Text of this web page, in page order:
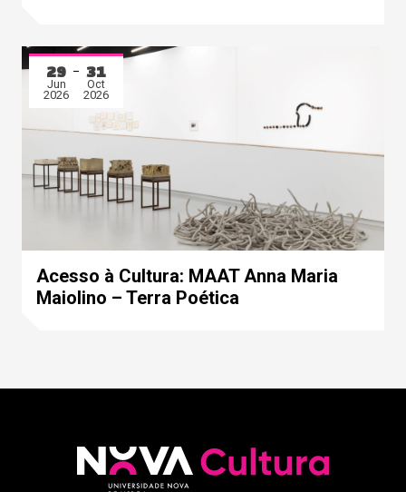
29
Jun
2026
31
Oct
2026
Acesso à Cultura: MAAT Anna Maria
Maiolino – Terra Poética